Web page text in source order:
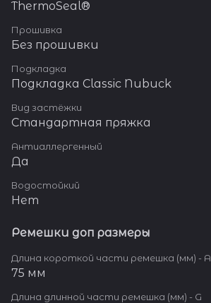
ThermoSeal®
Прошивка
Без прошивки
Подкладка
Подкладка Classic Nubuck
Вид застёжки
Стандартная пряжка
Антиаллергенный
Да
Водостойкий
Нет
Ремешки доп размеры
Длина короткой части ремешка (мм) - A
75 мм
Длина длинной части ремешка (мм) - G